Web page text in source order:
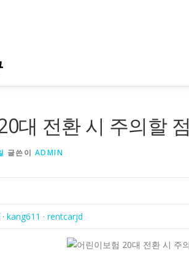
대 전환 시 주의할 점
글쓴이 ADMIN
· kang611 · rentcarjd